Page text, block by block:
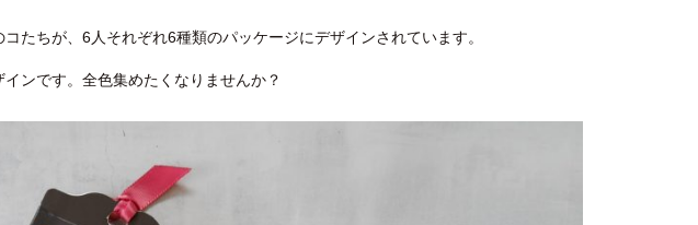
たちが、6人それぞれ6種類のパッケージにデザインされています。
ンです。全色集めたくなりませんか？